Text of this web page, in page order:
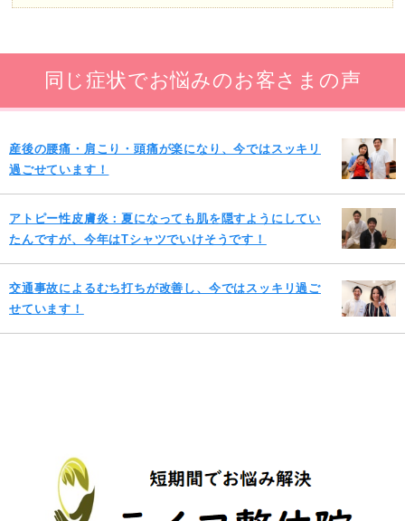
同じ症状でお悩みのお客さまの声
産後の腰痛・肩こり・頭痛が楽になり、今ではスッキリ
過ごせています！
アトピー性皮膚炎：夏になっても肌を隠すようにしてい
たんですが、今年はTシャツでいけそうです！
交通事故によるむち打ちが改善し、今ではスッキリ過ご
せています！